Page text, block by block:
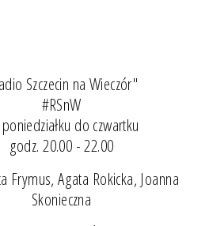
Szczecin na Wieczór"
#RSnW
do czwartku
godz. 20.00 - 22.00
Frymus, Agata Rokicka, Joanna
Skonieczna